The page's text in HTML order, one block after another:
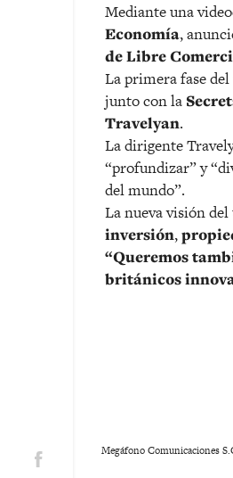
Mediante una
Economía,
de Libre
La primera fase
junto con la
Travelyan.
La dirigente
“profundizar” y
del mundo”.
La nueva visión
inversión,
“Queremos
británicos
Megáfono Comunicaciones